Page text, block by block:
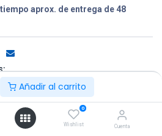
Añadir al carrito
0
Wishlist Cuenta
aprox. de entrega de 48
en
de 30
Entrega
gratuita en